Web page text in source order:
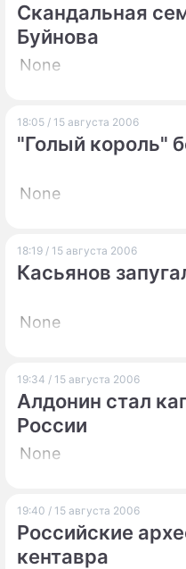
Скандальная
Буйнова
None
18:05 / 15 августа 2006
"Голый король"
None
18:19 / 15 августа 2006
Касьянов
None
19:34 / 15 августа 2006
Алдонин стал
России
None
19:40 / 15 августа 2006
Российские
кентавра